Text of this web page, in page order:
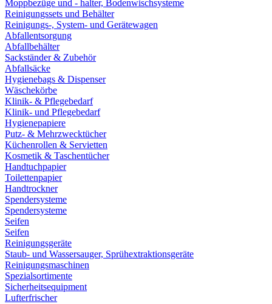
Moppbezüge und - halter, Bodenwischsysteme
Reinigungssets und Behälter
Reinigungs-, System- und Gerätewagen
Abfallentsorgung
Abfallbehälter
Sackständer & Zubehör
Abfallsäcke
Hygienebags & Dispenser
Wäschekörbe
Klinik- & Pflegebedarf
Klinik- und Pflegebedarf
Hygienepapiere
Putz- & Mehrzwecktücher
Küchenrollen & Servietten
Kosmetik & Taschentücher
Handtuchpapier
Toilettenpapier
Handtrockner
Spendersysteme
Spendersysteme
Seifen
Seifen
Reinigungsgeräte
Staub- und Wassersauger, Sprühextraktionsgeräte
Reinigungsmaschinen
Spezialsortimente
Sicherheitsequipment
Lufterfrischer